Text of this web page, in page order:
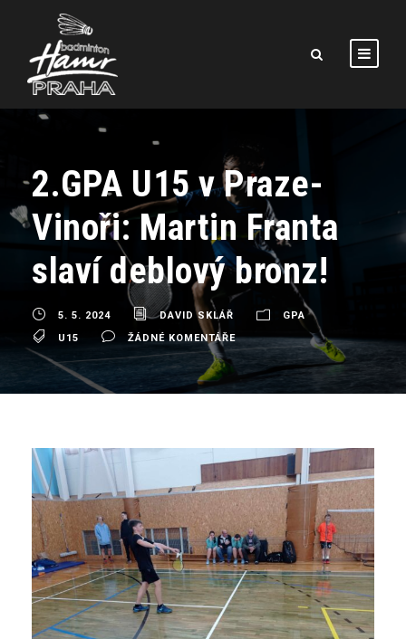
2.GPA U15 v Praze-
Vinoři: Martin Franta
slaví deblový bronz!
5. 5. 2024 DAVID SKLÁŘ
GPA
U15
ŽÁDNÉ KOMENTÁŘE